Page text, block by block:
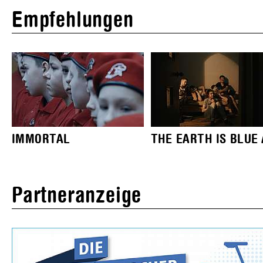
Empfehlungen
IMMORTAL THE EARTH IS BLUE
Partneranzeige